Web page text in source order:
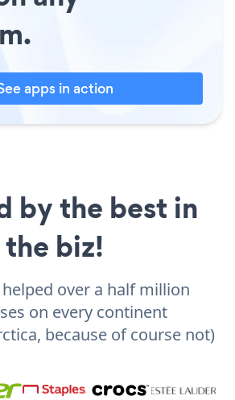
apps in action
by the best in
the biz!
helped over a half million
on every continent
because of course not)